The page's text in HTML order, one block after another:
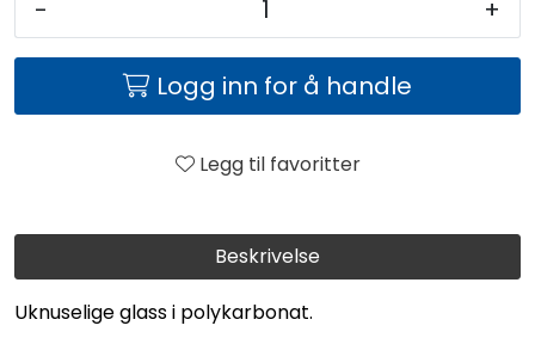
Beskrivelse
Uknuselige glass i polykarbonat.
- +
Logg inn for å handle
Legg til favoritter